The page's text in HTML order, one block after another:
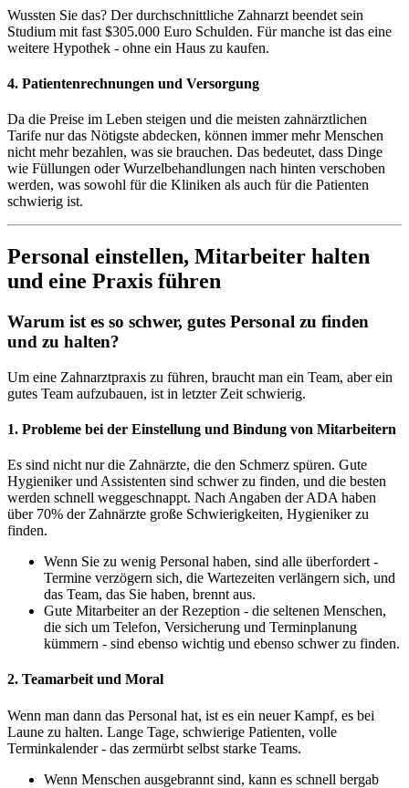
Wussten Sie das? Der durchschnittliche Zahnarzt beendet sein
Studium mit fast $305.000 Euro Schulden. Für manche ist das eine
weitere Hypothek - ohne ein Haus zu kaufen.
4. Patientenrechnungen und Versorgung
Da die Preise im Leben steigen und die meisten zahnärztlichen
Tarife nur das Nötigste abdecken, können immer mehr Menschen
nicht mehr bezahlen, was sie brauchen. Das bedeutet, dass Dinge
wie Füllungen oder Wurzelbehandlungen nach hinten verschoben
werden, was sowohl für die Kliniken als auch für die Patienten
schwierig ist.
Personal einstellen, Mitarbeiter halten
und eine Praxis führen
Warum ist es so schwer, gutes Personal zu finden
und zu halten?
Um eine Zahnarztpraxis zu führen, braucht man ein Team, aber ein
gutes Team aufzubauen, ist in letzter Zeit schwierig.
1. Probleme bei der Einstellung und Bindung von Mitarbeitern
Es sind nicht nur die Zahnärzte, die den Schmerz spüren. Gute
Hygieniker und Assistenten sind schwer zu finden, und die besten
werden schnell weggeschnappt. Nach Angaben der ADA haben
über 70% der Zahnärzte große Schwierigkeiten, Hygieniker zu
finden.
Wenn Sie zu wenig Personal haben, sind alle überfordert -
Termine verzögern sich, die Wartezeiten verlängern sich, und
das Team, das Sie haben, brennt aus.
Gute Mitarbeiter an der Rezeption - die seltenen Menschen,
die sich um Telefon, Versicherung und Terminplanung
kümmern - sind ebenso wichtig und ebenso schwer zu finden.
2. Teamarbeit und Moral
Wenn man dann das Personal hat, ist es ein neuer Kampf, es bei
Laune zu halten. Lange Tage, schwierige Patienten, volle
Terminkalender - das zermürbt selbst starke Teams.
Wenn Menschen ausgebrannt sind, kann es schnell bergab